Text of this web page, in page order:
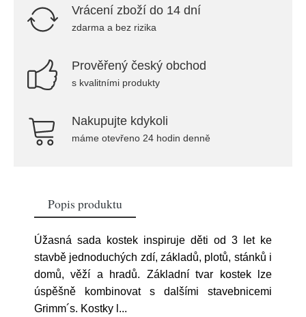
Vrácení zboží do 14 dní
zdarma a bez rizika
Prověřený český obchod
s kvalitními produkty
Nakupujte kdykoli
máme otevřeno 24 hodin denně
Popis produktu
Úžasná sada kostek inspiruje děti od 3 let ke
stavbě jednoduchých zdí, základů, plotů, stánků i
domů, věží a hradů. Základní tvar kostek lze
úspěšně kombinovat s dalšími stavebnicemi
Grimm´s. Kostky l ...